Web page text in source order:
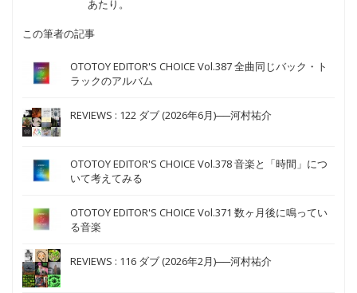
あたり。
この筆者の記事
OTOTOY EDITOR'S CHOICE Vol.387 全曲同じバック・ト
ラックのアルバム
REVIEWS : 122 ダブ (2026年6月)──河村祐介
OTOTOY EDITOR'S CHOICE Vol.378 音楽と「時間」につ
いて考えてみる
OTOTOY EDITOR'S CHOICE Vol.371 数ヶ月後に鳴ってい
る音楽
REVIEWS : 116 ダブ (2026年2月)──河村祐介